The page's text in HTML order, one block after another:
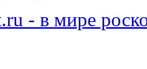
- в мире